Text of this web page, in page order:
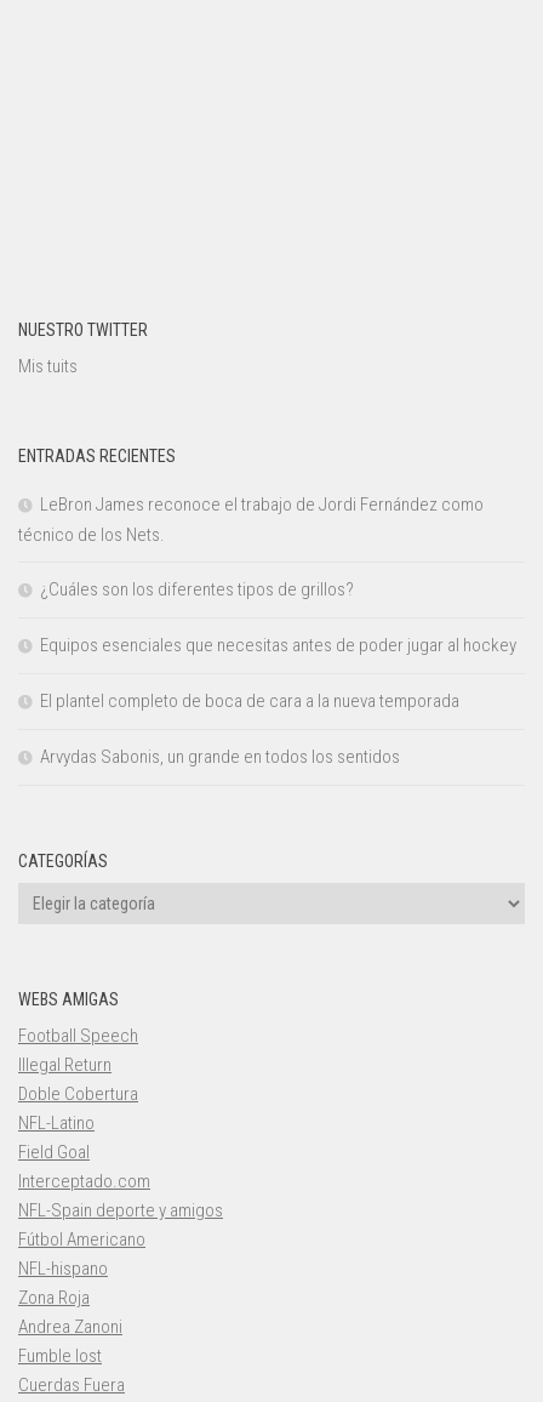
NUESTRO TWITTER
Mis tuits
ENTRADAS RECIENTES
LeBron James reconoce el trabajo de Jordi Fernández como
técnico de los Nets.
¿Cuáles son los diferentes tipos de grillos?
Equipos esenciales que necesitas antes de poder jugar al hockey
El plantel completo de boca de cara a la nueva temporada
Arvydas Sabonis, un grande en todos los sentidos
CATEGORÍAS
Categorías
WEBS AMIGAS
Football Speech
Illegal Return
Doble Cobertura
NFL-Latino
Field Goal
Interceptado.com
NFL-Spain deporte y amigos
Fútbol Americano
NFL-hispano
Zona Roja
Andrea Zanoni
Fumble lost
Cuerdas Fuera